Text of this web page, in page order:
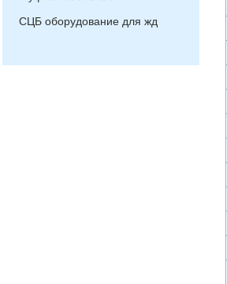
СЦБ оборудование для жд